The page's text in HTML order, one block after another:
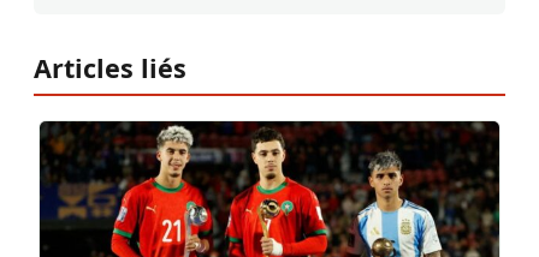
Articles liés